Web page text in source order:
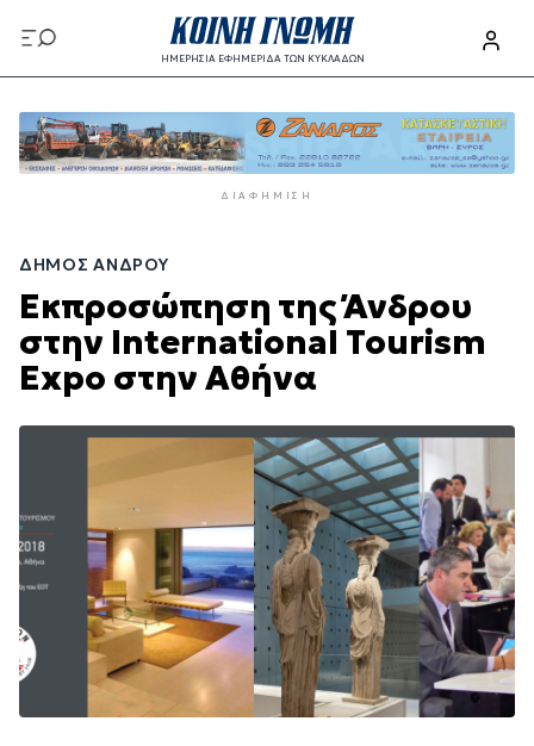
προς
το
περιεχόμενο
ΗΜΕΡΗΣΙΑ ΕΦΗΜΕΡΙΔΑ ΤΩΝ ΚΥΚΛΑΔΩΝ
προς
το
κυρίως
ΔΙΑΦΉΜΙΣΗ
ΔΉΜΟΣ ΆΝΔΡΟΥ
Εκπροσώπηση της Άνδρου
στην International Tourism
Expo στην Αθήνα